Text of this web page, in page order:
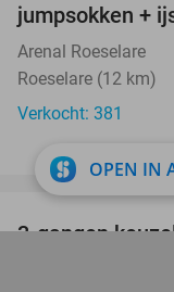
jumpsokken +
Arenal Roeselare
Roeselare (12 km)
Verkocht: 381
3-gangen
OPEN IN